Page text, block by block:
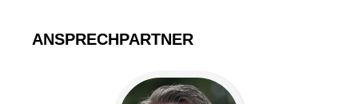
ANSPRECHPARTNER